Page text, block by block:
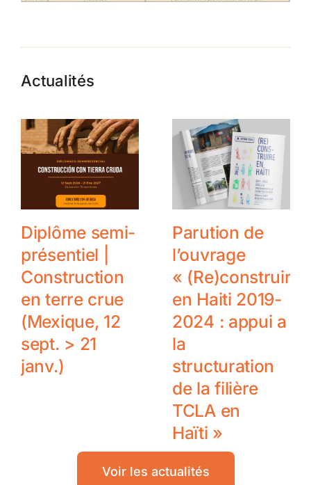
Actualités
Diplôme semi-
présentiel |
Construction
en terre crue
(Mexique, 12
sept. > 21
janv.)
Parution de
l’ouvrage
« (Re)construire
en Haiti 2019-
2024 : appui a
la
structuration
de la filière
TCLA en
Haïti »
Voir les actualités